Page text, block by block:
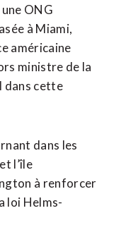
ONG
à Miami,
américaine
ministre de ​la
dans cette
dans les
l’île
à renforcer
loi Helms-